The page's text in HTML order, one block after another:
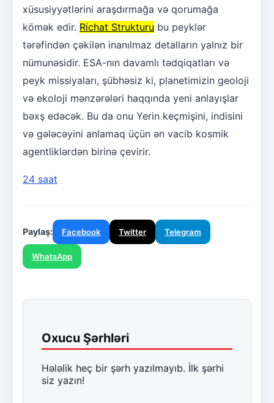
xüsusiyyətlərini araşdırmağa və qorumağa
kömək edir. Richat Strukturu bu peyklər
tərəfindən çəkilən inanılmaz detalların yalnız bir
nümunəsidir. ESA-nın davamlı tədqiqatları və
peyk missiyaları, şübhəsiz ki, planetimizin geoloji
və ekoloji mənzərələri haqqında yeni anlayışlar
bəxş edəcək. Bu da onu Yerin keçmişini, indisini
və gələcəyini anlamaq üçün ən vacib kosmik
agentliklərdən birinə çevirir.
24 saat
Paylaş: Facebook Twitter Telegram
WhatsApp
Oxucu Şərhləri
Hələlik heç bir şərh yazılmayıb. İlk şərhi
siz yazın!